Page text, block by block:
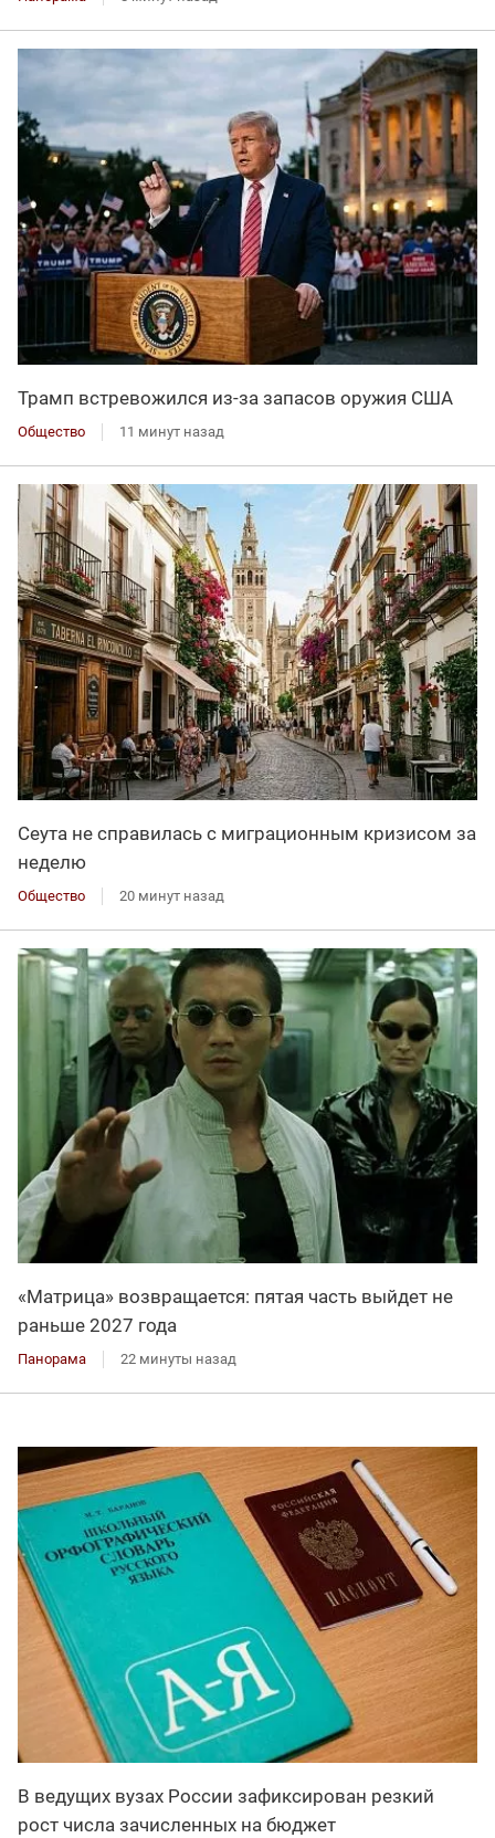
Трамп встревожился из-за запасов оружия США
Общество 11 минут назад
Сеута не справилась с миграционным кризисом за
неделю
Общество 20 минут назад
«Матрица» возвращается: пятая часть выйдет не
раньше 2027 года
Панорама 22 минуты назад
В ведущих вузах России зафиксирован резкий
рост числа зачисленных на бюджет